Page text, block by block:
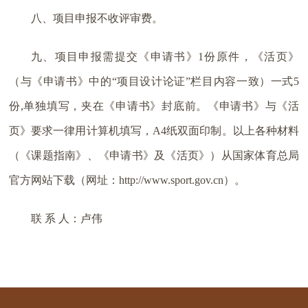
八、项目申报不收评审费。
九、项目申报需提交《申请书》1份原件，《活页》
（与《申请书》中的“项目设计论证”栏目内容一致）一式5
份,单独填写，夹在《申请书》封底前。《申请书》与《活
页》要求一律用计算机填写，A4纸双面印制。以上各种材料
（《课题指南》、《申请书》及《活页》）从国家体育总局
官方网站下载（网址：http://www.sport.gov.cn）。
联 系 人：卢伟